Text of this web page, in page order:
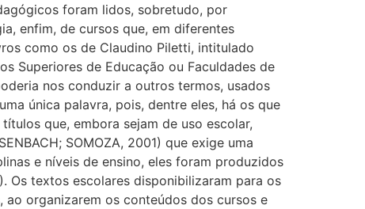
foram lidos, sobretudo, por
enfim, de cursos que, em diferentes
como os de Claudino Piletti, intitulado
Superiores de Educação ou Faculdades de
nos conduzir a outros termos, usados
única palavra, pois, dentre eles, há os que
que, embora sejam de uso escolar,
SOMOZA, 2001) que exige uma
e níveis de ensino, eles foram produzidos
Os textos escolares disponibilizaram para os
organizarem os conteúdos dos cursos e